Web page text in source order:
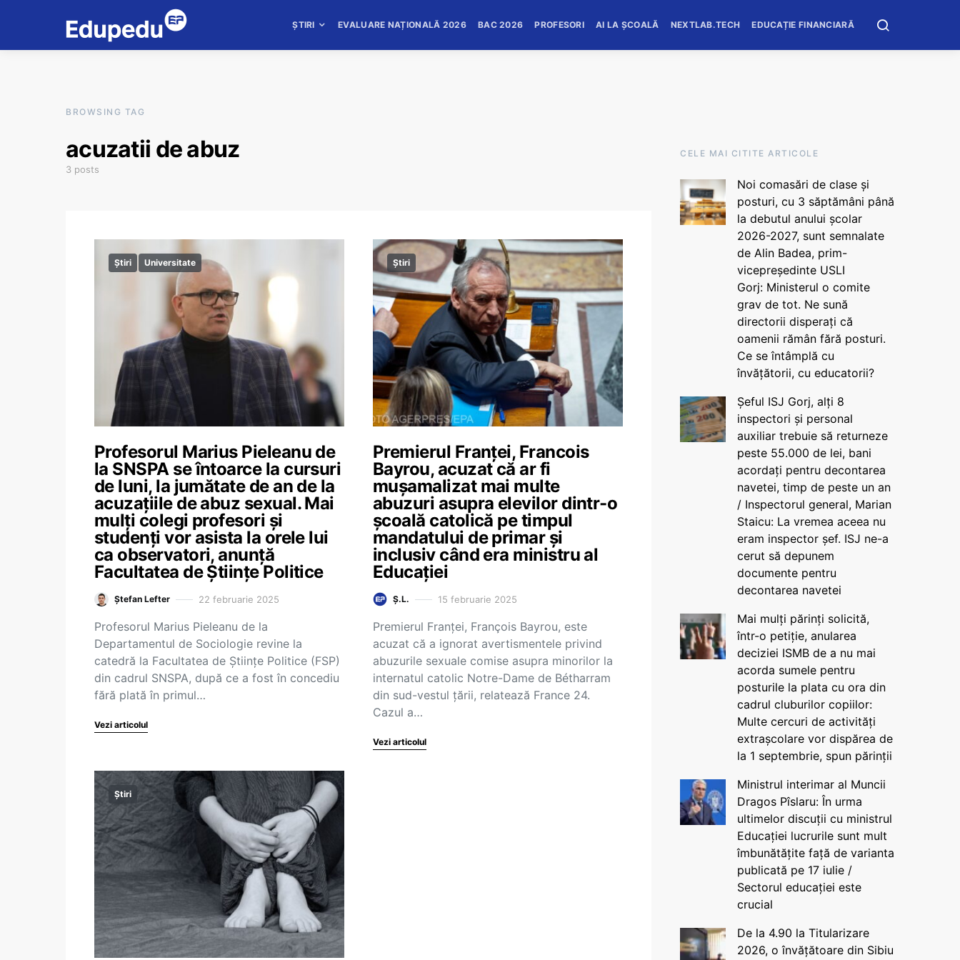
ȘTIRI EVALUARE NAȚIONALĂ 2026 BAC 2026 PROFESORI AI LA ȘCOALĂ NEXTLAB.TECH EDUCAȚIE FINANCIARĂ
BROWSING TAG
acuzatii de abuz
3 posts
Știri Universitate
Profesorul Marius Pieleanu de
la SNSPA se întoarce la cursuri
de luni, la jumătate de an de la
acuzațiile de abuz sexual. Mai
mulți colegi profesori și
studenți vor asista la orele lui
ca observatori, anunță
Facultatea de Științe Politice
Ștefan Lefter 22 februarie 2025
Profesorul Marius Pieleanu de la
Departamentul de Sociologie revine la
catedră la Facultatea de Științe Politice (FSP)
din cadrul SNSPA, după ce a fost în concediu
fără plată în primul…
Vezi articolul
Știri
Premierul Franței, Francois
Bayrou, acuzat că ar fi
mușamalizat mai multe
abuzuri asupra elevilor dintr-o
școală catolică pe timpul
mandatului de primar și
inclusiv când era ministru al
Educației
Ș.L. 15 februarie 2025
Premierul Franței, François Bayrou, este
acuzat că a ignorat avertismentele privind
abuzurile sexuale comise asupra minorilor la
internatul catolic Notre-Dame de Bétharram
din sud-vestul țării, relatează France 24.
Cazul a…
Vezi articolul
Știri
CELE MAI CITITE ARTICOLE
Noi comasări de clase și
posturi, cu 3 săptămâni până
la debutul anului școlar
2026-2027, sunt semnalate
de Alin Badea, prim-
vicepreședinte USLI
Gorj: Ministerul o comite
grav de tot. Ne sună
directorii disperați că
oamenii rămân fără posturi.
Ce se întâmplă cu
învățătorii, cu educatorii?
Șeful ISJ Gorj, alți 8
inspectori și personal
auxiliar trebuie să returneze
peste 55.000 de lei, bani
acordați pentru decontarea
navetei, timp de peste un an
/ Inspectorul general, Marian
Staicu: La vremea aceea nu
eram inspector șef. ISJ ne-a
cerut să depunem
documente pentru
decontarea navetei
Mai mulți părinți solicită,
într-o petiție, anularea
deciziei ISMB de a nu mai
acorda sumele pentru
posturile la plata cu ora din
cadrul cluburilor copiilor:
Multe cercuri de activități
extrașcolare vor dispărea de
la 1 septembrie, spun părinții
Ministrul interimar al Muncii
Dragos Pîslaru: În urma
ultimelor discuții cu ministrul
Educației lucrurile sunt mult
îmbunătățite față de varianta
publicată pe 17 iulie /
Sectorul educației este
crucial
De la 4.90 la Titularizare
2026, o învățătoare din Sibiu